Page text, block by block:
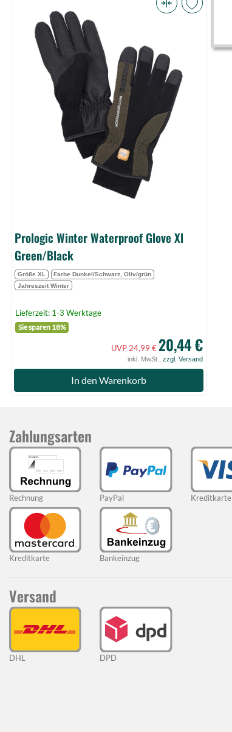
Winter
Waterproof
Green/Black
Prologic Winter Waterproof Glove Xl
Green/Black
Größe XL
Farbe Dunkel/Schwarz, Oliv/grün
Jahreszeit Winter
Lieferzeit: 1-3 Werktage
Sie sparen 18%
UVP 24,99 € 20,44 €
inkl. MwSt., zzgl. Versand
In den Warenkorb
Zahlungsarten
Rechnung PayPal Kreditkarte
Kreditkarte Bankeinzug
Versand
DHL DPD